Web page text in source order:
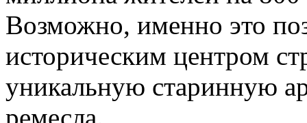
Возможно, именно это
историческим центром
уникальную старинную